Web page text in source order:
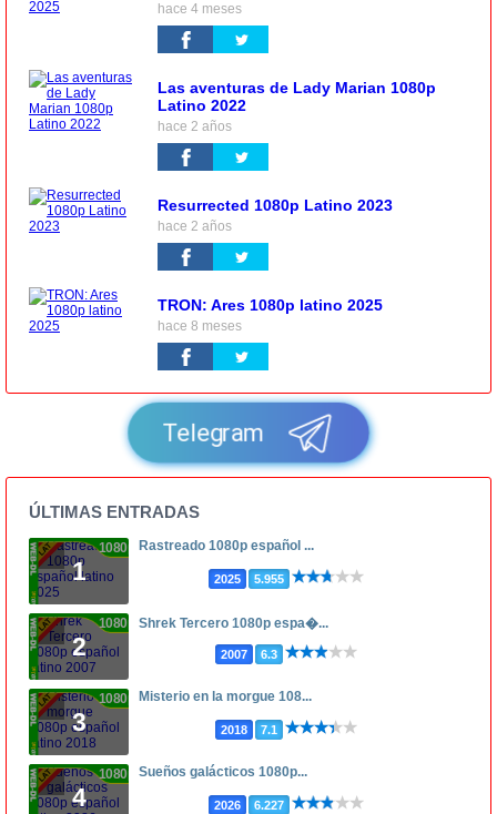
hace 4 meses
Las aventuras de Lady Marian 1080p
Latino 2022
hace 2 años
Resurrected 1080p Latino 2023
hace 2 años
TRON: Ares 1080p latino 2025
hace 8 meses
Telegram
ÚLTIMAS ENTRADAS
1
1080p Rastreado 1080p español ...
2025 5.955
2
1080p Shrek Tercero 1080p espa�...
2007 6.3
3
1080p Misterio en la morgue 108...
2018 7.1
4
1080p Sueños galácticos 1080p...
2026 6.227